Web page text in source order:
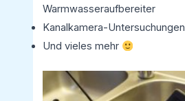
Warmwasseraufbereiter
Kanalkamera-Untersuchungen
Und vieles mehr